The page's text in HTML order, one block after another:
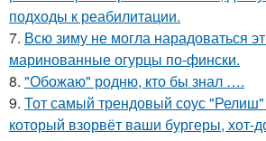
подходы к реабилитации.
7. Всю зиму не могла нарадоваться
маринованные огурцы по-фински.
8. "Обожаю" родню, кто бы знал ….
9. Тот самый трендовый соус "Релиш"
который взорвёт ваши бургеры, хот-